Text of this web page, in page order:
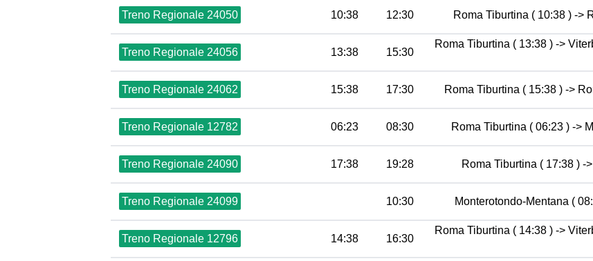
Treno Regionale 24050 10:38 12:30 Roma Tiburtina ( 10:38 ) ->
Treno Regionale 24056 13:38 15:30
Roma Tiburtina ( 13:38 ) ->
Treno Regionale 24062 15:38 17:30 Roma Tiburtina ( 15:38 ) ->
Treno Regionale 12782 06:23 08:30 Roma Tiburtina ( 06:23 ) ->
Treno Regionale 24090 17:38 19:28 Roma Tiburtina ( 17:38 ) -
Treno Regionale 24099 10:30 Monterotondo-Mentana (
Treno Regionale 12796 14:38 16:30
Roma Tiburtina ( 14:38 ) ->